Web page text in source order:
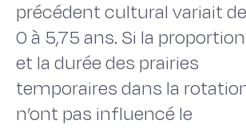
précédent cultural variait de
0 à 5,75 ans. Si la proportion
et la durée des prairies
temporaires dans la
n’ont pas influencé le